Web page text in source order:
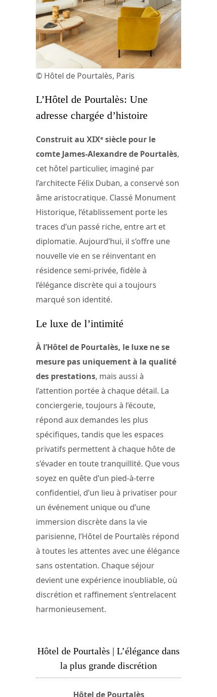
© Hôtel de Pourtalès, Paris
L’Hôtel de Pourtalès: Une
adresse chargée d’histoire
Construit au XIXᵉ siècle pour le
comte James-Alexandre de Pourtalès,
cet hôtel particulier, imaginé par
l’architecte Félix Duban, a conservé son
âme aristocratique. Classé Monument
Historique, l’établissement porte les
traces d’un passé riche, entre art et
diplomatie. Aujourd’hui, il s’offre une
nouvelle vie en se réinventant en
résidence semi-privée, fidèle à
l’élégance discrète qui a toujours
marqué son identité.
Le luxe de l’intimité
À l’Hôtel de Pourtalès, le luxe ne se
mesure pas uniquement à la qualité
des prestations, mais aussi à
l’attention portée à chaque détail. La
conciergerie, toujours à l’écoute,
répond aux demandes les plus
spécifiques, tandis que les espaces
privatifs permettent à chaque hôte de
s’évader en toute tranquillité. Que vous
soyez en quête d’un pied-à-terre
confidentiel, d’un lieu à privatiser pour
un événement unique ou d’une
immersion discrète dans la vie
parisienne, l’Hôtel de Pourtalès répond
à toutes les attentes avec une élégance
sans ostentation. Chaque séjour
devient une expérience inoubliable, où
discrétion et raffinement s’entrelacent
harmonieusement.
Hôtel de Pourtalès | L’élégance dans
la plus grande discrétion
Hôtel de Pourtalès